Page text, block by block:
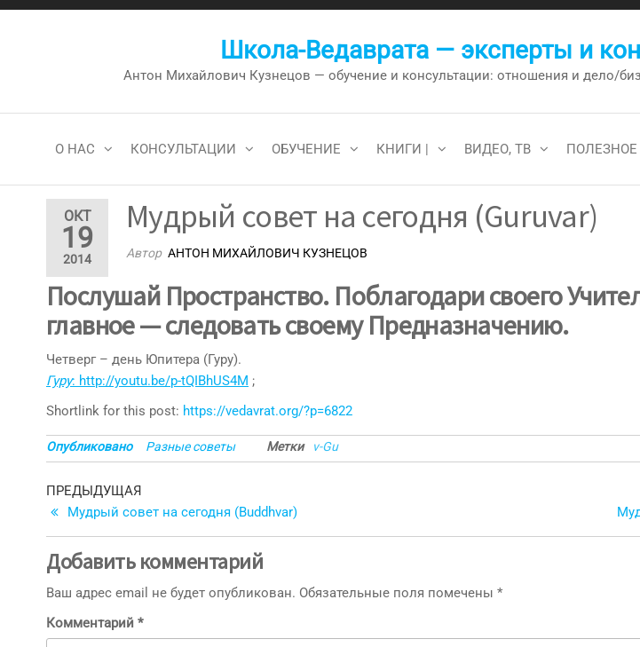
Перейти
Школа-Ведаврата — эксперты и
Антон Михайлович Кузнецов — обучение и консультации: отношения и дело/
О НАС КОНСУЛЬТАЦИИ ОБУЧЕНИЕ КНИГИ | ВИДЕО, ТВ ПОЛЕЗНОЕ
ОКТ
19
2014
Мудрый совет на сегодня (Guruvar)
Автор АНТОН МИХАЙЛОВИЧ КУЗНЕЦОВ
Послушай Пространство. Поблагодари своего
главное — следовать своему Предназначению.
Четверг – день Юпитера (Гуру).
Гуру: http://youtu.be/p-tQIBhUS4M ;
Shortlink for this post: https://vedavrat.org/?p=6822
Опубликовано Разные советы Метки v-Gu
Навигация
по
записям
Предыдущая
запись
ПРЕДЫДУЩАЯ
Мудрый совет на сегодня (Buddhvar)
Добавить комментарий
Ваш адрес email не будет опубликован. Обязательные поля помечены *
Комментарий *